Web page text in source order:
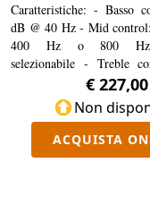
Caratteristiche: - Basso
dB @ 40 Hz - Mid
400 Hz o 800 Hz.
selezionabile - Treble
dB@6.5 KHz - Impedenza
mega ohm - Impedenza
ohm (9 o 18 volt).
volt - Distorsione: 0,019
Rumore: -95 dBm -
€ 227,00
Non
ACQUISTA